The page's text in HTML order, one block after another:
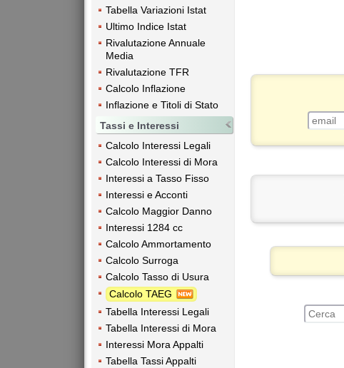
Tabella Variazioni Istat
Ultimo Indice Istat
Rivalutazione Annuale
Media
Rivalutazione TFR
Calcolo Inflazione
Inflazione e Titoli di Stato
Tassi e Interessi
Calcolo Interessi Legali
Calcolo Interessi di Mora
Interessi a Tasso Fisso
Interessi e Acconti
Calcolo Maggior Danno
Interessi 1284 cc
Calcolo Ammortamento
Calcolo Surroga
Calcolo Tasso di Usura
Calcolo TAEG
Tabella Interessi Legali
Tabella Interessi di Mora
Interessi Mora Appalti
Tabella Tassi Appalti